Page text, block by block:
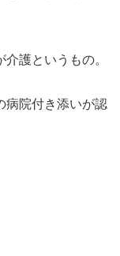
護というもの。
院付き添いが認